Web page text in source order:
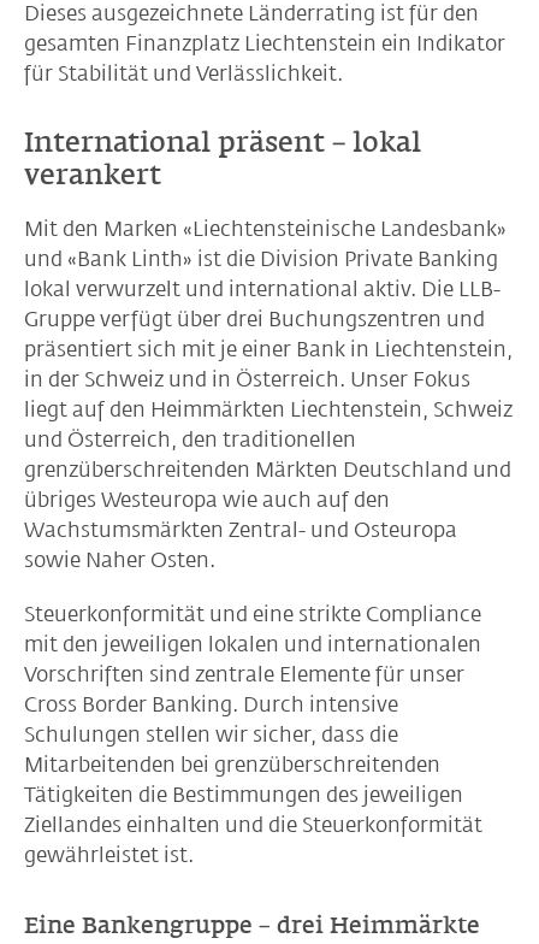
Dieses ausgezeichnete Länderrating ist für den
gesamten Finanzplatz Liechtenstein ein Indikator
für Stabilität und Verlässlichkeit.
International präsent – lokal
verankert
Mit den Marken «Liechtensteinische Landesbank»
und «Bank Linth» ist die Division Private Banking
lokal verwurzelt und international aktiv. Die LLB-
Gruppe verfügt über drei Buchungszentren und
präsentiert sich mit je einer Bank in Liechtenstein,
in der Schweiz und in Österreich. Unser Fokus
liegt auf den Heimmärkten Liechtenstein, Schweiz
und Österreich, den traditionellen
grenzüberschreitenden Märkten Deutschland und
übriges Westeuropa wie auch auf den
Wachstumsmärkten Zentral- und Osteuropa
sowie Naher Osten.
Steuerkonformität und eine strikte Compliance
mit den jeweiligen lokalen und internationalen
Vorschriften sind zentrale Elemente für unser
Cross Border Banking. Durch intensive
Schulungen stellen wir sicher, dass die
Mitarbeitenden bei grenzüberschreitenden
Tätigkeiten die Bestimmungen des jeweiligen
Ziellandes einhalten und die Steuerkonformität
gewährleistet ist.
Eine Bankengruppe – drei Heimmärkte